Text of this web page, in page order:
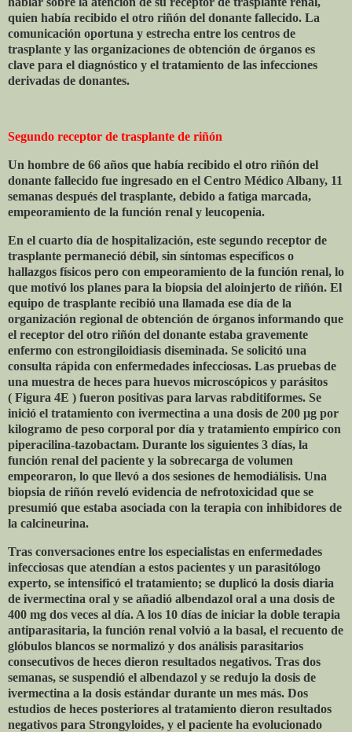
quien había recibido el otro riñón del donante fallecido. La
comunicación oportuna y estrecha entre los centros de
trasplante y las organizaciones de obtención de órganos es
clave para el diagnóstico y el tratamiento de las infecciones
derivadas de donantes.
Segundo receptor de trasplante de riñón
Un hombre de 66 años que había recibido el otro riñón del
donante fallecido fue ingresado en el Centro Médico Albany, 11
semanas después del trasplante, debido a fatiga marcada,
empeoramiento de la función renal y leucopenia.
En el cuarto día de hospitalización, este segundo receptor de
trasplante permaneció débil, sin síntomas específicos o
hallazgos físicos pero con empeoramiento de la función renal, lo
que motivó los planes para la biopsia del aloinjerto de riñón. El
equipo de trasplante recibió una llamada ese día de la
organización regional de obtención de órganos informando que
el receptor del otro riñón del donante estaba gravemente
enfermo con estrongiloidiasis diseminada. Se solicitó una
consulta rápida con enfermedades infecciosas. Las pruebas de
una muestra de heces para huevos microscópicos y parásitos
( Figura 4E ) fueron positivas para larvas rabditiformes. Se
inició el tratamiento con ivermectina a una dosis de 200 μg por
kilogramo de peso corporal por día y tratamiento empírico con
piperacilina-tazobactam. Durante los siguientes 3 días, la
función renal del paciente y la sobrecarga de volumen
empeoraron, lo que llevó a dos sesiones de hemodiálisis. Una
biopsia de riñón reveló evidencia de nefrotoxicidad que se
presumió que estaba asociada con la terapia con inhibidores de
la calcineurina.
Tras conversaciones entre los especialistas en enfermedades
infecciosas que atendían a estos pacientes y un parasitólogo
experto, se intensificó el tratamiento; se duplicó la dosis diaria
de ivermectina oral y se añadió albendazol oral a una dosis de
400 mg dos veces al día. A los 10 días de iniciar la doble terapia
antiparasitaria, la función renal volvió a la basal, el recuento de
glóbulos blancos se normalizó y dos análisis parasitarios
consecutivos de heces dieron resultados negativos. Tras dos
semanas, se suspendió el albendazol y se redujo la dosis de
ivermectina a la dosis estándar durante un mes más. Dos
estudios de heces posteriores al tratamiento dieron resultados
negativos para Strongyloides, y el paciente ha evolucionado